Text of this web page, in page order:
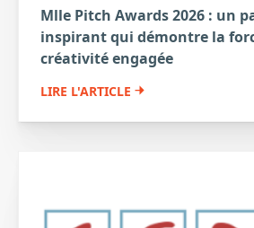
Mlle Pitch Awards 2026 : un
inspirant qui démontre la
créativité engagée
LIRE L'ARTICLE